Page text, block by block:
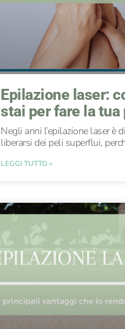
Epilazione laser:
stai per fare la tua
Negli anni l’epilazione laser è
liberarsi dei peli superflui,
LEGGI TUTTO »